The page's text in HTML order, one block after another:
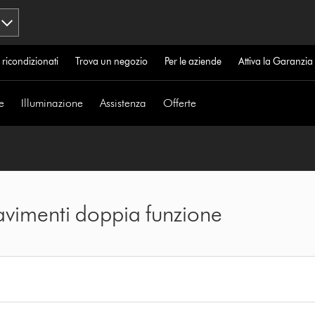
ricondizionati Trova un negozio Per le aziende Attiva la
Illuminazione Assistenza Offerte
doppia funzione